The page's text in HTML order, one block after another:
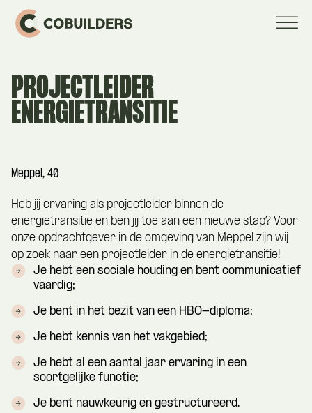
PROJECTLEIDER
ENERGIETRANSITIE
Meppel, 40
Heb jij ervaring als projectleider binnen de
energietransitie en ben jij toe aan een nieuwe stap? Voor
onze opdrachtgever in de omgeving van Meppel zijn wij
op zoek naar een projectleider in de energietransitie!
Je hebt een sociale houding en bent communicatief
vaardig;
Je bent in het bezit van een HBO-diploma;
Je hebt kennis van het vakgebied;
Je hebt al een aantal jaar ervaring in een
soortgelijke functie;
Je bent nauwkeurig en gestructureerd.